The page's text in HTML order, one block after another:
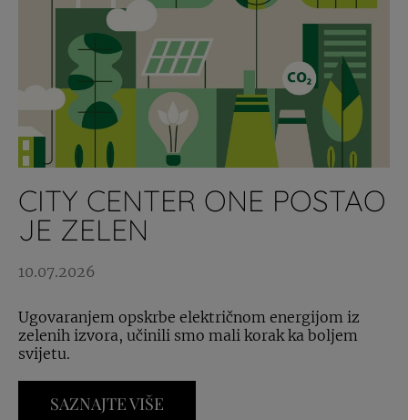
CITY CENTER ONE POSTAO
JE ZELEN
10.07.2026
Ugovaranjem opskrbe električnom energijom iz
zelenih izvora, učinili smo mali korak ka boljem
svijetu.
SAZNAJTE VIŠE